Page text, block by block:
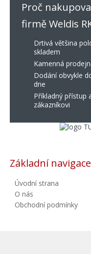
Proč
firmě Weldis
Drtivá většina
skladem
Kamenná
Dodání obvykle
dne
Příkladný přístup
zákazníkovi
Základní navigace
Úvodní strana
O nás
Obchodní podmínky